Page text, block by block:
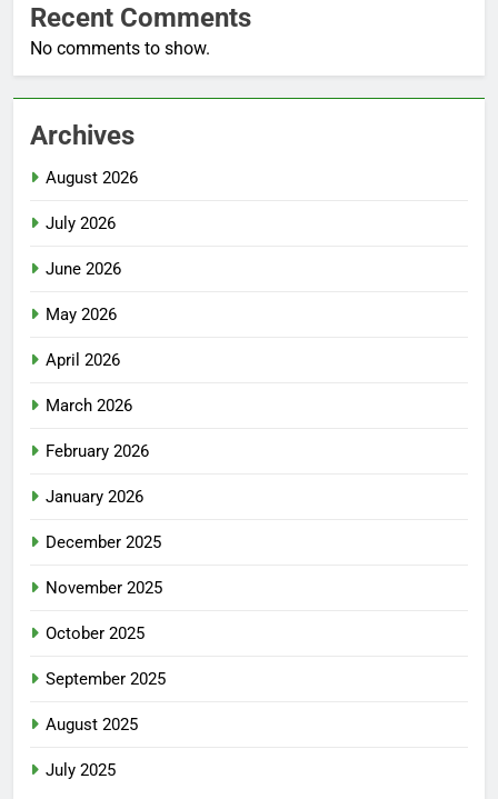
Recent Comments
No comments to show.
Archives
August 2026
July 2026
June 2026
May 2026
April 2026
March 2026
February 2026
January 2026
December 2025
November 2025
October 2025
September 2025
August 2025
July 2025